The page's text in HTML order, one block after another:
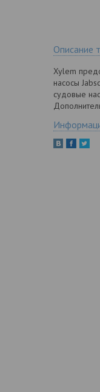
Описание
Xylem
насосы
судовые